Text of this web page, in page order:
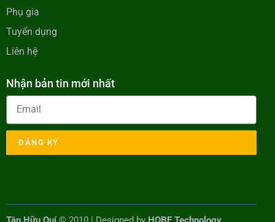
Phụ gia
Tuyển dụng
Liên hệ
Nhận bản tin mới nhất
ĐĂNG KÝ